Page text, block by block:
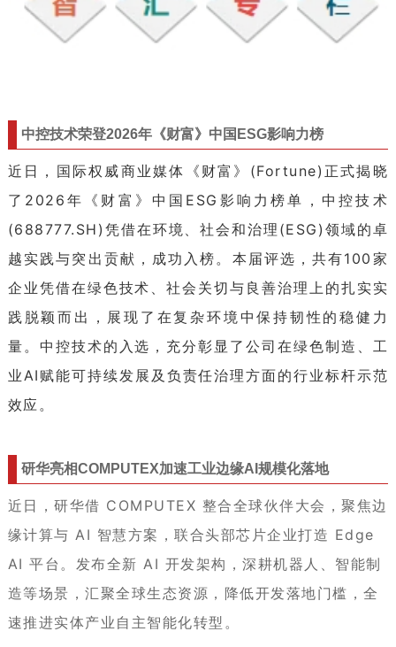
中控技术荣登2026年《财富》中国ESG影响力榜
近日，国际权威商业媒体《财富》(Fortune)正式揭晓
了2026年《财富》中国ESG影响力榜单，中控技术
(688777.SH)凭借在环境、社会和治理(ESG)领域的卓
越实践与突出贡献，成功入榜。本届评选，共有100家
企业凭借在绿色技术、社会关切与良善治理上的扎实实
践脱颖而出，展现了在复杂环境中保持韧性的稳健力
量。中控技术的入选，充分彰显了公司在绿色制造、工
业AI赋能可持续发展及负责任治理方面的行业标杆示范
效应。
研华亮相COMPUTEX加速工业边缘AI规模化落地
近日，研华借 COMPUTEX 整合全球伙伴大会，聚焦边
缘计算与 AI 智慧方案，联合头部芯片企业打造 Edge
AI 平台。发布全新 AI 开发架构，深耕机器人、智能制
造等场景，汇聚全球生态资源，降低开发落地门槛，全
速推进实体产业自主智能化转型。